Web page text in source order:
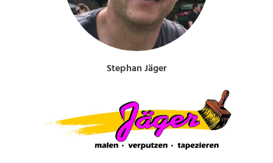
Stephan Jäger